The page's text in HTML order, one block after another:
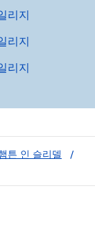
리지
리지
리지
튼 인 슬리델
/